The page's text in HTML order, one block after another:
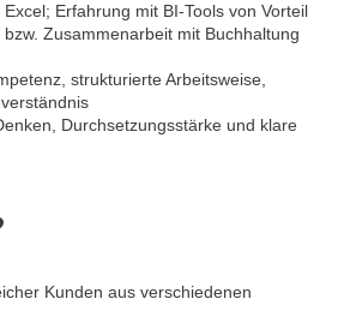
Erfahrung mit BI-Tools von Vorteil
bzw. Zusammenarbeit mit Buchhaltung
strukturierte Arbeitsweise,
Durchsetzungsstärke und klare
Kunden aus verschiedenen